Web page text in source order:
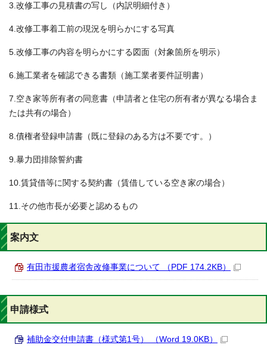
3.改修工事の見積書の写し（内訳明細付き）
4.改修工事着工前の現況を明らかにする写真
5.改修工事の内容を明らかにする図面（対象箇所を明示）
6.施工業者を確認できる書類（施工業者要件証明書）
7.空き家等所有者の同意書（申請者と住宅の所有者が異なる場合ま
たは共有の場合）
8.債権者登録申請書（既に登録のある方は不要です。）
9.暴力団排除誓約書
10.賃貸借等に関する契約書（賃借している空き家の場合）
11.その他市長が必要と認めるもの
案内文
有田市援農者宿舎改修事業について （PDF 174.2KB）
申請様式
補助金交付申請書（様式第1号） （Word 19.0KB）